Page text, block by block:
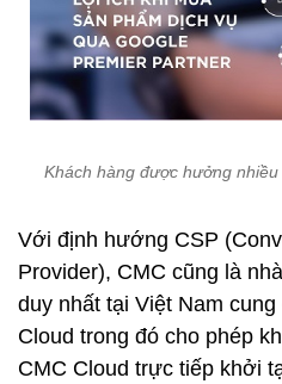
Khách hàng được hưởng
Với định hướng CSP
Provider), CMC cũng là
duy nhất tại Việt Nam
Cloud trong đó cho phép
CMC Cloud trực tiếp khởi